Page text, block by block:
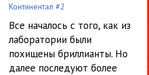
01_08_ «No» i «esli by»
02_09_ Slepoy v temnom chulane
Континентал #2
Все началось с того, как из
лаборатории были
похищены бриллианты. Но
далее последуют более